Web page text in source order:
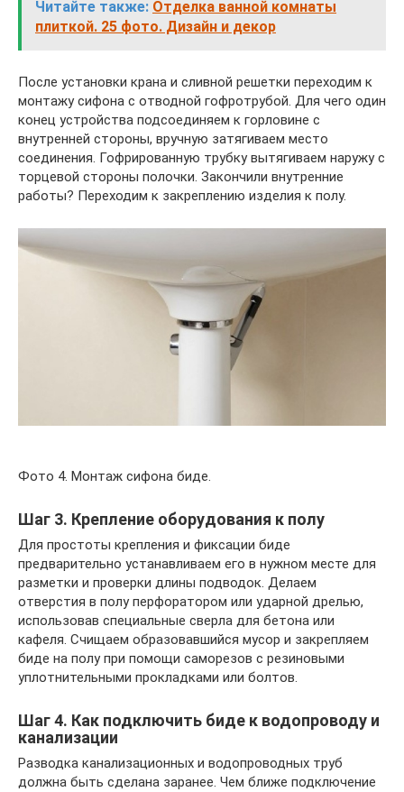
Читайте также: Отделка ванной комнаты
плиткой. 25 фото. Дизайн и декор
После установки крана и сливной решетки переходим к
монтажу сифона с отводной гофротрубой. Для чего один
конец устройства подсоединяем к горловине с
внутренней стороны, вручную затягиваем место
соединения. Гофрированную трубку вытягиваем наружу с
торцевой стороны полочки. Закончили внутренние
работы? Переходим к закреплению изделия к полу.
Фото 4. Монтаж сифона биде.
Шаг 3. Крепление оборудования к полу
Для простоты крепления и фиксации биде
предварительно устанавливаем его в нужном месте для
разметки и проверки длины подводок. Делаем
отверстия в полу перфоратором или ударной дрелью,
использовав специальные сверла для бетона или
кафеля. Счищаем образовавшийся мусор и закрепляем
биде на полу при помощи саморезов с резиновыми
уплотнительными прокладками или болтов.
Шаг 4. Как подключить биде к водопроводу и
канализации
Разводка канализационных и водопроводных труб
должна быть сделана заранее. Чем ближе подключение